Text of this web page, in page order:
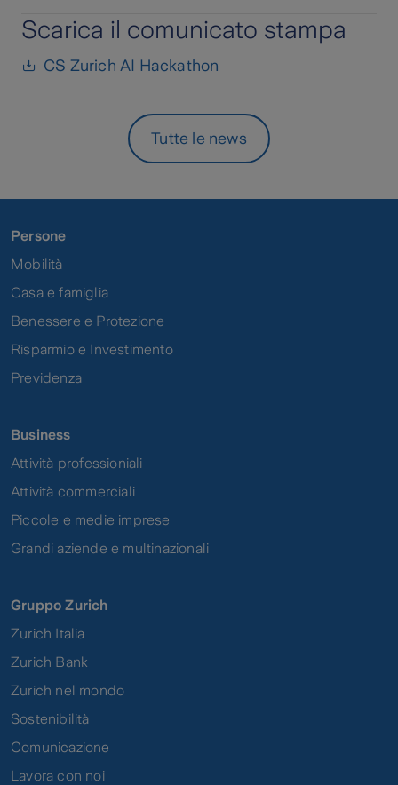
Scarica il comunicato stampa
CS Zurich AI Hackathon
Tutte le news
Persone
Mobilità
Casa e famiglia
Benessere e Protezione
Risparmio e Investimento
Previdenza
Business
Attività professioniali
Attività commerciali
Piccole e medie imprese
Grandi aziende e multinazionali
Gruppo Zurich
Zurich Italia
Zurich Bank
Zurich nel mondo
Sostenibilità
Comunicazione
Lavora con noi